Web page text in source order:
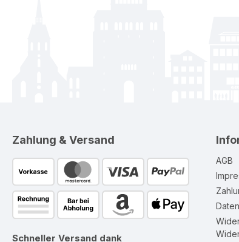
Zahlung & Versand
Schneller Versand dank
AGB